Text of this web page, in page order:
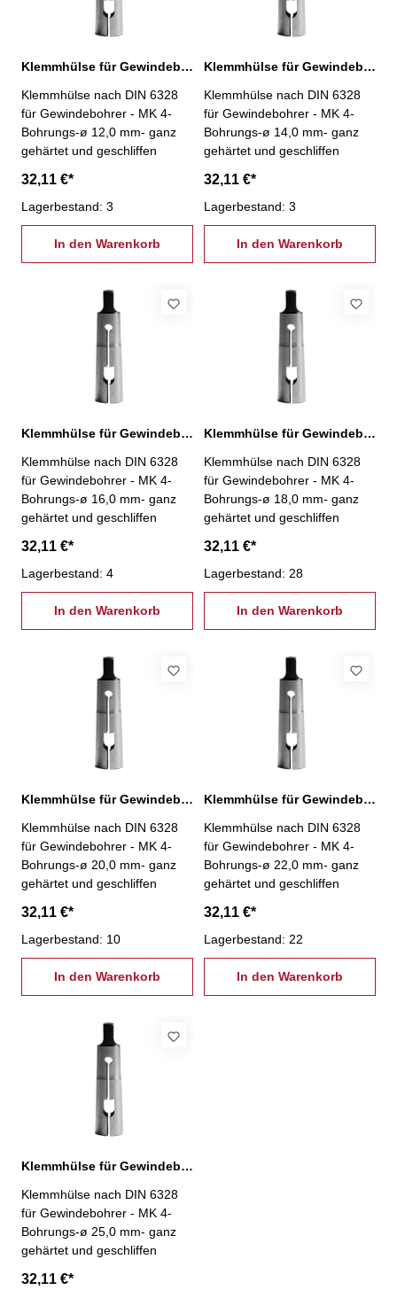
Klemmhülse für Gewindebohrer MK 4 / Ø 12,0 mm
Klemmhülse nach DIN 6328
für Gewindebohrer - MK 4-
Bohrungs-ø 12,0 mm- ganz
gehärtet und geschliffen
32,11 €*
Lagerbestand: 3
In den Warenkorb
Klemmhülse für Gewindebohrer MK 4 / Ø 14,0 mm
Klemmhülse nach DIN 6328
für Gewindebohrer - MK 4-
Bohrungs-ø 14,0 mm- ganz
gehärtet und geschliffen
32,11 €*
Lagerbestand: 3
In den Warenkorb
Klemmhülse für Gewindebohrer MK 4 / Ø 16,0 mm
Klemmhülse nach DIN 6328
für Gewindebohrer - MK 4-
Bohrungs-ø 16,0 mm- ganz
gehärtet und geschliffen
32,11 €*
Lagerbestand: 4
In den Warenkorb
Klemmhülse für Gewindebohrer MK 4 / Ø 18,0 mm
Klemmhülse nach DIN 6328
für Gewindebohrer - MK 4-
Bohrungs-ø 18,0 mm- ganz
gehärtet und geschliffen
32,11 €*
Lagerbestand: 28
In den Warenkorb
Klemmhülse für Gewindebohrer MK 4 / Ø 20,0 mm
Klemmhülse nach DIN 6328
für Gewindebohrer - MK 4-
Bohrungs-ø 20,0 mm- ganz
gehärtet und geschliffen
32,11 €*
Lagerbestand: 10
In den Warenkorb
Klemmhülse für Gewindebohrer MK 4 / Ø 22,0 mm
Klemmhülse nach DIN 6328
für Gewindebohrer - MK 4-
Bohrungs-ø 22,0 mm- ganz
gehärtet und geschliffen
32,11 €*
Lagerbestand: 22
In den Warenkorb
Klemmhülse für Gewindebohrer MK 4 / Ø 25,0 mm
Klemmhülse nach DIN 6328
für Gewindebohrer - MK 4-
Bohrungs-ø 25,0 mm- ganz
gehärtet und geschliffen
32,11 €*